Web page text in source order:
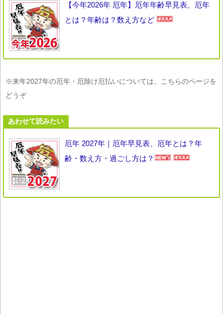
【今年2026年 厄年】厄年年齢早見表、厄年
とは？年齢は？数え方など
※来年2027年の厄年・厄除け厄払いについては、こちらのページを
どうぞ
あわせて読みたい
厄年 2027年｜厄年早見表、厄年とは？年
齢・数え方・過ごし方は？